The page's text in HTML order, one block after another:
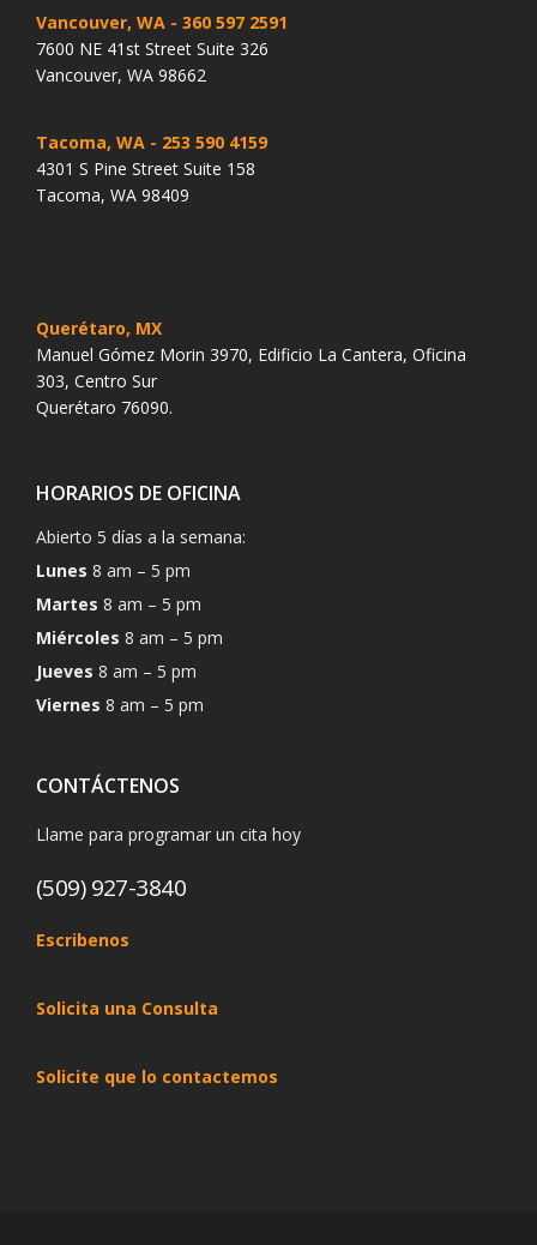
Vancouver, WA - 360 597 2591
7600 NE 41st Street Suite 326
Vancouver, WA 98662
Tacoma, WA - 253 590 4159
4301 S Pine Street Suite 158
Tacoma, WA 98409
Querétaro, MX
Manuel Gómez Morin 3970, Edificio La Cantera, Oficina
303, Centro Sur
Querétaro 76090.
HORARIOS DE OFICINA
Abierto 5 días a la semana:
Lunes 8 am – 5 pm
Martes 8 am – 5 pm
Miércoles 8 am – 5 pm
Jueves 8 am – 5 pm
Viernes 8 am – 5 pm
CONTÁCTENOS
Llame para programar un cita hoy
(509) 927-3840
Escribenos
Solicita una Consulta
Solicite que lo contactemos